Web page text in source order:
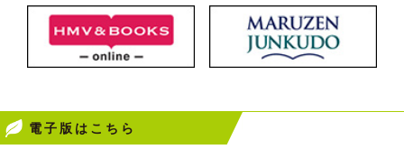
電子版はこちら